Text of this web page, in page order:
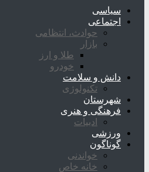
سیاسی
اجتماعی
حوادث، انتظامی
بازار
طلا و ارز
خودرو
دانش و سلامت
تکنولوژی
شهرستان
فرهنگی و هنری
ادبیات
ورزشی
گوناگون
خواندنی
خانه خاص